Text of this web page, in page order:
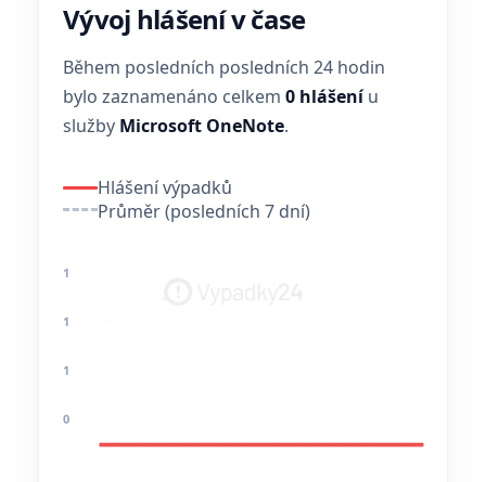
Vývoj hlášení v čase
Během posledních posledních 24 hodin
bylo zaznamenáno celkem 0 hlášeníu
služby Microsoft OneNote.
Hlášení výpadků
Průměr (posledních 7 dní)
1
1
1
0